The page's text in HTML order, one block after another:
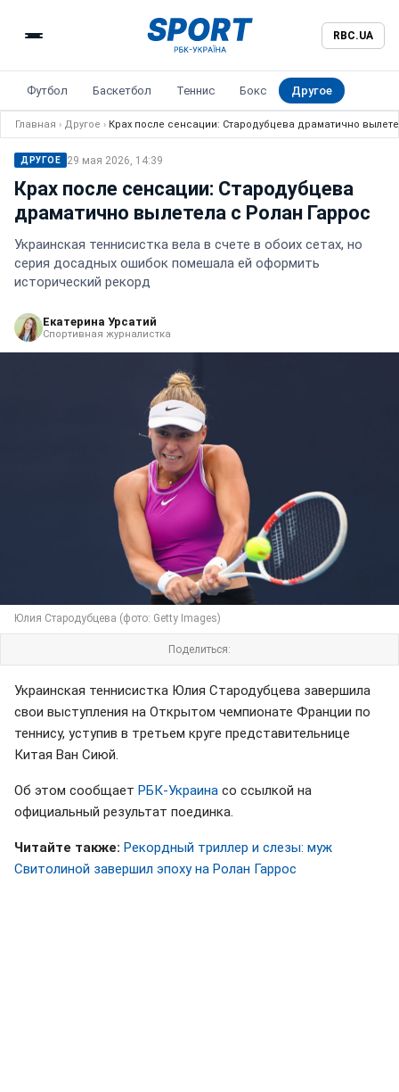
RBC.UA
Футбол Баскетбол Теннис Бокс Другое
Главная › Другое › Крах после сенсации: Стародубцева драматично
ДРУГОЕ 29 мая 2026, 14:39
Крах после сенсации: Стародубцева
драматично вылетела с Ролан Гаррос
Украинская теннисистка вела в счете в обоих сетах, но
серия досадных ошибок помешала ей оформить
исторический рекорд
Екатерина Урсатий
Спортивная журналистка
Юлия Стародубцева (фото: Getty Images)
Поделиться:
Украинская теннисистка Юлия Стародубцева завершила
свои выступления на Открытом чемпионате Франции по
теннису, уступив в третьем круге представительнице
Китая Ван Сиюй.
Об этом сообщает РБК-Украина со ссылкой на
официальный результат поединка.
Читайте также: Рекордный триллер и слезы: муж
Свитолиной завершил эпоху на Ролан Гаррос